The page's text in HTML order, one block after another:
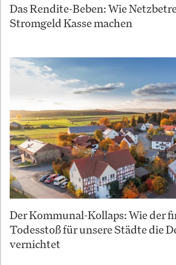
Das Rendite-Beben: Wie
Stromgeld Kasse machen
Der Kommunal-Kollaps: Wie der
Todesstoß für unsere Städte die
vernichtet